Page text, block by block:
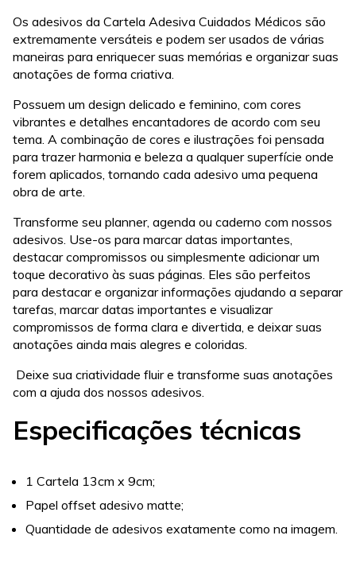
Os adesivos da Cartela Adesiva Cuidados Médicos são
extremamente versáteis e podem ser usados de várias
maneiras para enriquecer suas memórias e organizar suas
anotações de forma criativa.
Possuem um design delicado e feminino, com cores
vibrantes e detalhes encantadores de acordo com seu
tema. A combinação de cores e ilustrações foi pensada
para trazer harmonia e beleza a qualquer superfície onde
forem aplicados, tornando cada adesivo uma pequena
obra de arte.
Transforme seu planner, agenda ou caderno com nossos
adesivos. Use-os para marcar datas importantes,
destacar compromissos ou simplesmente adicionar um
toque decorativo às suas páginas. Eles são perfeitos
para destacar e organizar informações ajudando a separar
tarefas, marcar datas importantes e visualizar
compromissos de forma clara e divertida, e deixar suas
anotações ainda mais alegres e coloridas.
Deixe sua criatividade fluir e transforme suas anotações
com a ajuda dos nossos adesivos.
Especificações técnicas
1 Cartela 13cm x 9cm;
Papel offset adesivo matte;
Quantidade de adesivos exatamente como na imagem.